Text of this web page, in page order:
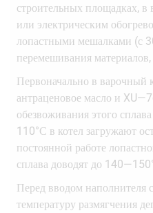
строительных площадках,
или электрическим
лопастными мешалками (с
перемешивания
Первоначально в варочный
антраценовое масло и
обезвоживания этого
110°С в котел загружают
постоянной работе
сплава доводят до
Перед вводом наполнителя
температуру размягчения